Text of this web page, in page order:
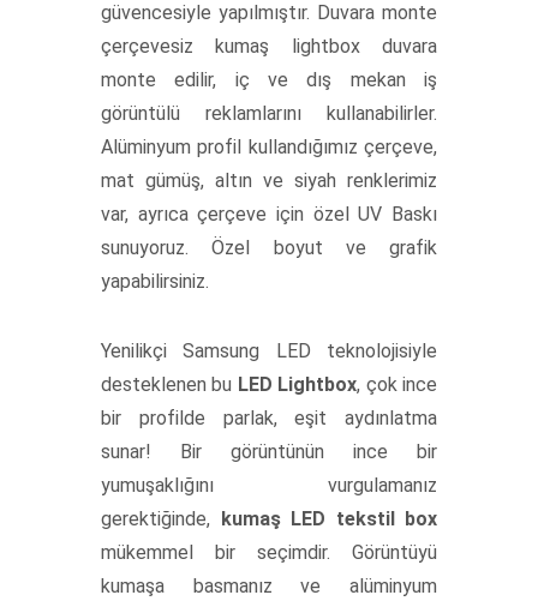
güvencesiyle yapılmıştır. Duvara monte
çerçevesiz kumaş lightbox duvara
monte edilir, iç ve dış mekan iş
görüntülü reklamlarını kullanabilirler.
Alüminyum profil kullandığımız çerçeve,
mat gümüş, altın ve siyah renklerimiz
var, ayrıca çerçeve için özel UV Baskı
sunuyoruz. Özel boyut ve grafik
yapabilirsiniz.
Yenilikçi Samsung LED teknolojisiyle
desteklenen bu LED Lightbox, çok ince
bir profilde parlak, eşit aydınlatma
sunar! Bir görüntünün ince bir
yumuşaklığını vurgulamanız
gerektiğinde, kumaş LED tekstil box
mükemmel bir seçimdir. Görüntüyü
kumaşa basmanız ve alüminyum